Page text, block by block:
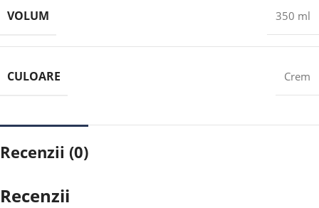
VOLUM 350 ml
CULOARE Crem
Recenzii (0)
Recenzii